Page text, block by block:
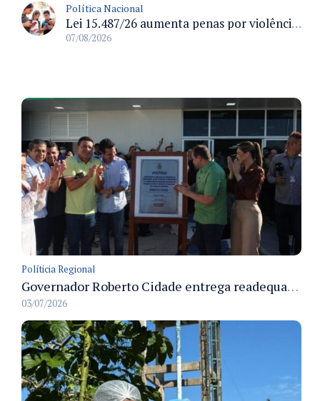
Política Nacional
Lei 15.487/26 aumenta penas por violência sexual digital contra crianças e adolescentes e autoriza ronda virtual para investigação
07/08/2026
Políticia Regional
Governador Roberto Cidade entrega readequação do ambulatório da FCecon e amplia capacidade de atendimento oncológico em Manaus
03/07/2026